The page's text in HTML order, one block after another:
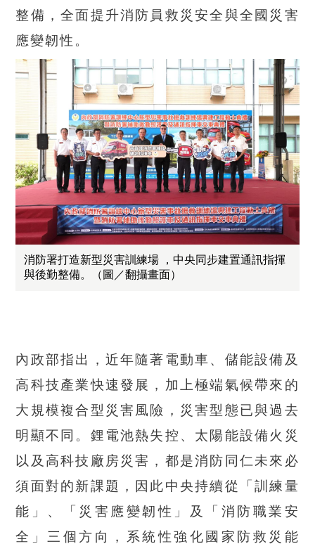
整備，全面提升消防員救災安全與全國災害
應變韌性。
消防署打造新型災害訓練場 ，中央同步建置通訊指揮
與後勤整備。（圖／翻攝畫面）
內政部指出，近年隨著電動車、儲能設備及
高科技產業快速發展，加上極端氣候帶來的
大規模複合型災害風險，災害型態已與過去
明顯不同。鋰電池熱失控、太陽能設備火災
以及高科技廠房災害，都是消防同仁未來必
須面對的新課題，因此中央持續從「訓練量
能」、「災害應變韌性」及「消防職業安
全」三個方向，系統性強化國家防救災能